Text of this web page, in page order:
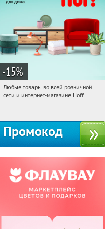
-15%
23:31:24 Получили:
Любые товары во всей розничной
сети и интернет-магазине Hoff
Промокод